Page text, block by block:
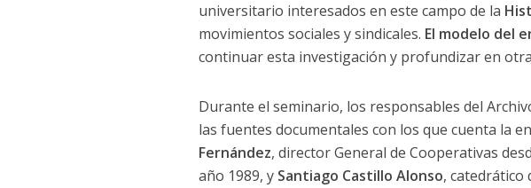
universitario interesados en este campo de la
movimientos sociales y sindicales. El modelo del
continuar esta investigación y profundizar en
Durante el seminario, los responsables del
las fuentes documentales con los que cuenta la
Fernández, director General de Cooperativas
año 1989, y Santiago Castillo Alonso, catedrático